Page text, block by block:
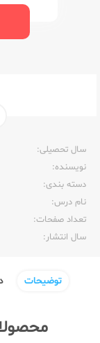
سال تحصیلی:‌
نویسنده:‌
دسته بندی:
نام درس:
تعداد صفحات:‌
سال انتشار:‌
توضیحات